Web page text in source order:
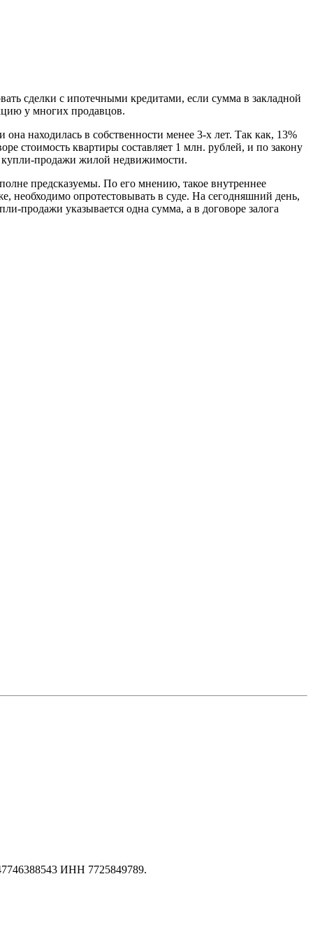
сделки с ипотечными кредитами, если сумма в закладной
у многих продавцов.
находилась в собственности менее 3-х лет. Так как, 13%
стоимость квартиры составляет 1 млн. рублей, и по закону
купли-продажи жилой недвижимости.
предсказуемы. По его мнению, такое внутреннее
необходимо опротестовывать в суде. На сегодняшний день,
продажи указывается одна сумма, а в договоре залога
ИНН 7725849789.